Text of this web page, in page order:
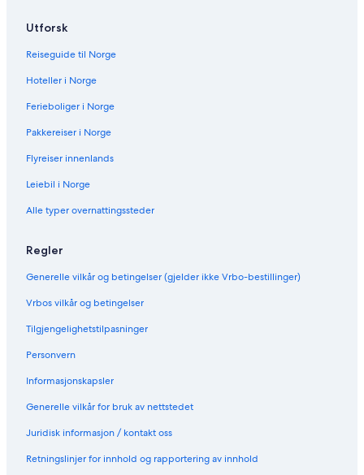
Utforsk
Reiseguide til Norge
Hoteller i Norge
Ferieboliger i Norge
Pakkereiser i Norge
Flyreiser innenlands
Leiebil i Norge
Alle typer overnattingssteder
Regler
Generelle vilkår og betingelser (gjelder ikke Vrbo-bestillinger)
Vrbos vilkår og betingelser
Tilgjengelighetstilpasninger
Personvern
Informasjonskapsler
Generelle vilkår for bruk av nettstedet
Juridisk informasjon / kontakt oss
Retningslinjer for innhold og rapportering av innhold